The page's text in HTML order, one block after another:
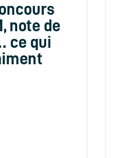
note de
ce qui